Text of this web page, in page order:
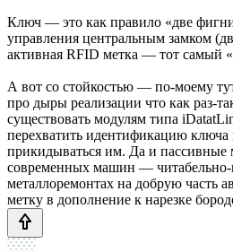
Ключ — это как правило «две
управления центральным замком
активная RFID метка — тот самый
А вот со стойкостью — по-моему
про дыры реализации что как раз-
существовать модулям типа
перехватить идентификацию
прикидываться им. Да и пассивные
современных машин — читабельно-
металлоремонтах на добрую часть
метку в дополнение к нарезке